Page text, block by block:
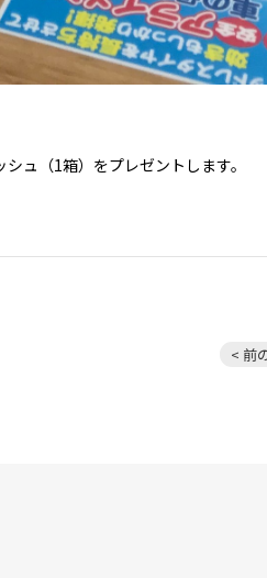
ュ（1箱）をプレゼントします。
< 前